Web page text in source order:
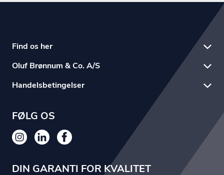
Find os her
Oluf Brønnum & Co. A/S
Handelsbetingelser
FØLG OS
DIN GARANTI FOR KVALITET